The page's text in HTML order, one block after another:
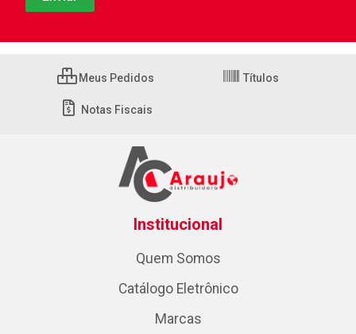
Meus Pedidos Títulos
Notas Fiscais
Institucional
Quem Somos
Catálogo Eletrônico
Marcas